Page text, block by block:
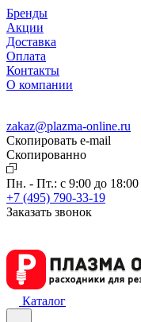
Бренды
Акции
Доставка
Оплата
Контакты
О компании
zakaz@plazma-online.ru
Скопировать e-mail
Cкопированно
Пн. - Пт.: с 9:00 до 18:00
+7 (495) 790-33-19
Заказать звонок
Каталог